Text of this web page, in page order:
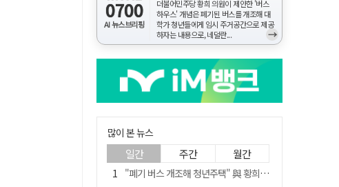
0700
AI 뉴스브리핑
더불어민주당 황희 의원이 제안한 '버스
하우스' 개념은 폐기된 버스를 개조해 대
학가 청년들에게 임시 주거공간으로 제공
하자는 내용으로, 네덜란...
→
많이 본 뉴스
일간 주간 월간
"폐기 버스 개조해 청년주택" 與 황희…'딸 학비는 年 4200만원'